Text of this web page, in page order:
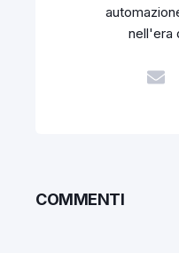
nell'era
COMMENTI